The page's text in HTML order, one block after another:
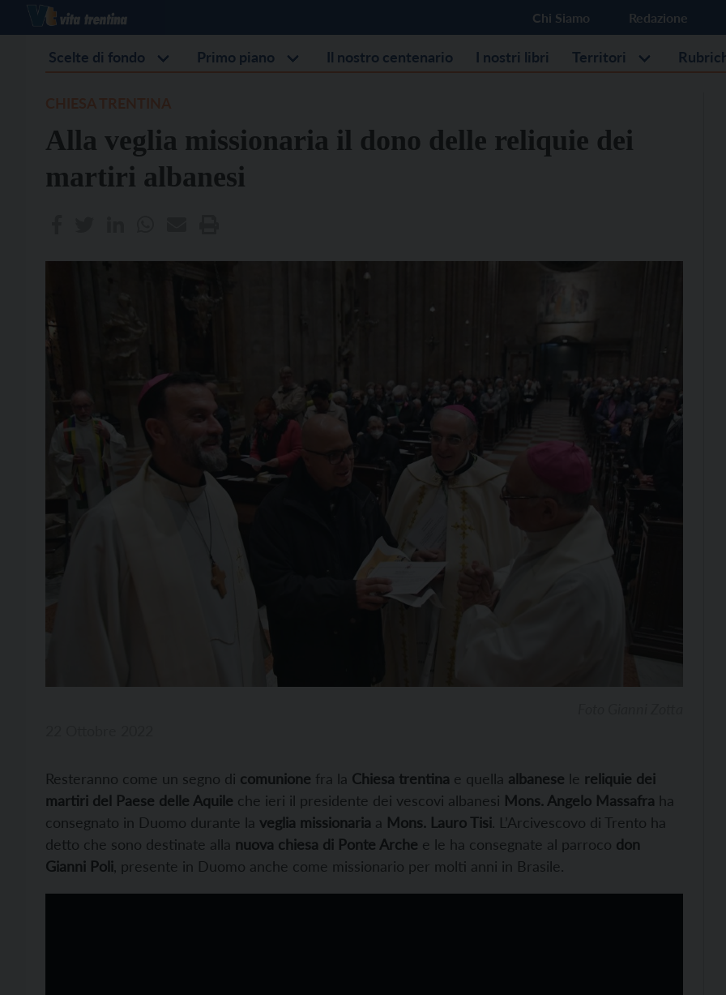
Chi Siamo Redazione
Scelte di fondo Primo piano Il nostro centenario I nostri libri Territori
Alla veglia missionaria il dono delle reliquie dei
martiri albanesi
Resteranno come un segno di comunione fra la Chiesa trentina e quella albanese le reliquie dei
martiri del Paese delle Aquile che ieri il presidente dei vescovi albanesi Mons. Angelo Massafra ha
consegnato in Duomo durante la veglia missionaria a Mons. Lauro Tisi. L’Arcivescovo di Trento ha
detto che sono destinate alla nuova chiesa di Ponte Arche e le ha consegnate al parroco don
Gianni Poli , presente in Duomo anche come missionario per molti anni in Brasile.